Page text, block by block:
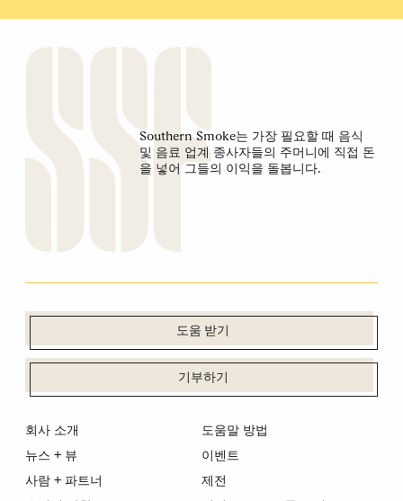
Southern Smoke는 가장 필요할 때 음식
및 음료 업계 종사자들의 주머니에 직접 돈
을 넣어 그들의 이익을 돌봅니다.
도움 받기
기부하기
회사 소개
뉴스 + 뷰
사람 + 파트너
도움말 방법
이벤트
제전